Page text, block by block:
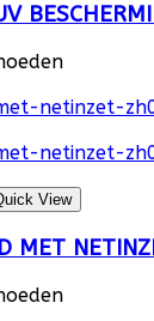
View
MET